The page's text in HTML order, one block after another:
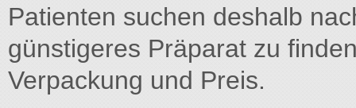
Patienten suchen deshalb
günstigeres Präparat zu
Verpackung und Preis.